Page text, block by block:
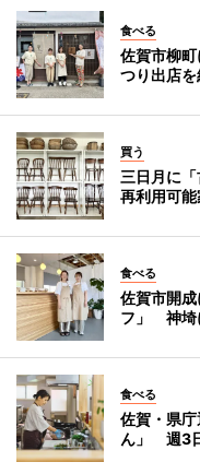
食べる
佐賀市柳
つり出店
買う
三日月に
再利用可
食べる
佐賀市開
フ」 神埼
食べる
佐賀・県
ん」 週3